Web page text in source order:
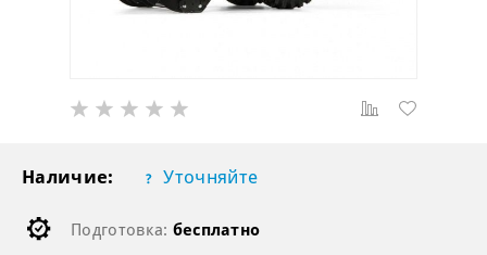
Наличие: Уточняйте
Подготовка: бесплатно